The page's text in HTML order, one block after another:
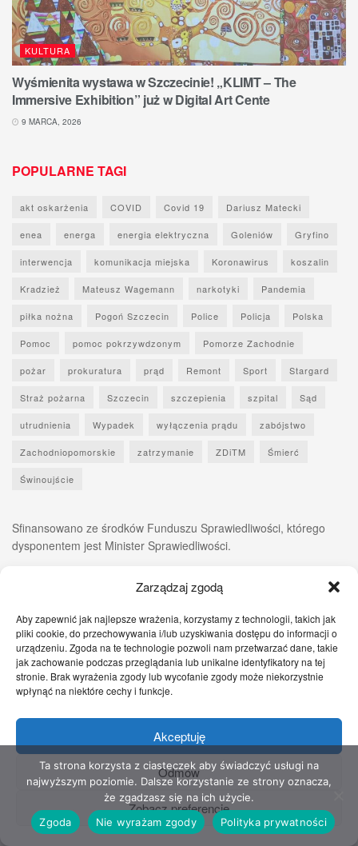
Zarządzaj zgodą
Aby zapewnić jak najlepsze wrażenia, korzystamy z technologii, takich jak
pliki cookie, do przechowywania i/lub uzyskiwania dostępu do informacji o
urządzeniu. Zgoda na te technologie pozwoli nam przetwarzać dane, takie
jak zachowanie podczas przeglądania lub unikalne identyfikatory na tej
stronie. Brak wyrażenia zgody lub wycofanie zgody może niekorzystnie
wpłynąć na niektóre cechy i funkcje.
Akceptuję
Odmów
Zobacz preferencje
KULTURA
Wyśmienita wystawa w Szczecinie! „KLIMT – The
Immersive Exhibition” już w Digital Art Cente
9 MARCA, 2026
POPULARNE TAGI
akt oskarżenia COVID Covid 19 Dariusz Matecki
enea energa energia elektryczna Goleniów Gryfino
interwencja komunikacja miejska Koronawirus koszalin
Kradzież Mateusz Wagemann narkotyki Pandemia
piłka nożna Pogoń Szczecin Police Policja Polska
Pomoc pomoc pokrzywdzonym Pomorze Zachodnie
pożar prokuratura prąd Remont Sport Stargard
Straż pożarna Szczecin szczepienia szpital Sąd
utrudnienia Wypadek wyłączenia prądu zabójstwo
Zachodniopomorskie zatrzymanie ZDiTM Śmierć
Świnoujście
Sfinansowano ze środków Funduszu Sprawiedliwości, którego
dysponentem jest Minister Sprawiedliwości.
Zgłoś nam! Szczecińskie Wiadomości Sport
Zdrowie
Prawo
Pomoc Prawna Kontakt
Copyright © 2022 Stowarzyszenie Przyjaciół Zdrowia - Wszelkie prawa
zastrzeżone
Ta strona korzysta z ciasteczek aby świadczyć usługi na
najwyższym poziomie. Dalsze korzystanie ze strony oznacza,
że zgadzasz się na ich użycie.
Zgoda
Nie wyrażam zgody Polityka prywatności